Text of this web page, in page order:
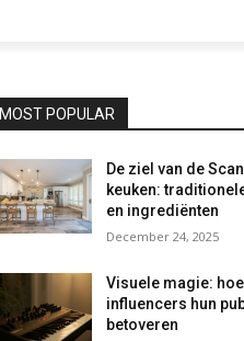
MOST POPULAR
De ziel van de
keuken:
en ingrediënten
December 24, 2025
Visuele magie:
influencers hun
betoveren